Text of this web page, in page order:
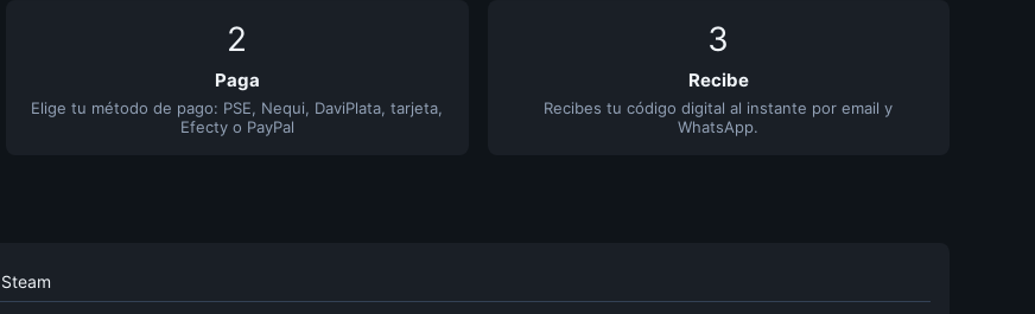
2
Paga
Elige tu método de pago: PSE, Nequi, DaviPlata, tarjeta,
Efecty o PayPal
3
Recibe
Recibes tu código digital al instante por email y
WhatsApp.
Steam